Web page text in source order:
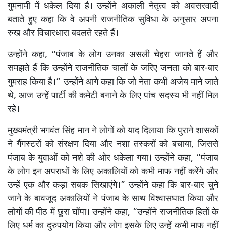
गुमनामी में धकेल दिया है। उन्होंने अकाली नेतृत्व को अवसरवादी
बताते हुए कहा कि वे अपनी राजनीतिक सुविधा के अनुसार अपना
रुख और विचारधारा बदलते रहते हैं।
उन्होंने कहा, “पंजाब के लोग उनका असली चेहरा जानते हैं और
समझते हैं कि उन्होंने राजनीतिक चालों के जरिए जनता को बार-बार
गुमराह किया है।” उन्होंने आगे कहा कि जो नेता कभी अजेय माने जाते
थे, आज उन्हें पार्टी की कमेटी बनाने के लिए पांच सदस्य भी नहीं मिल
रहे।
मुख्यमंत्री भगवंत सिंह मान ने लोगों को याद दिलाया कि पुराने शासकों
ने गैंगस्टरों को संरक्षण दिया और नशा तस्करों को बचाया, जिससे
पंजाब के युवाओं को नशे की ओर धकेला गया। उन्होंने कहा, “पंजाब
के लोग इन अपराधों के लिए अकालियों को कभी माफ नहीं करेंगे और
उन्हें एक और कड़ा सबक सिखाएंगे।” उन्होंने कहा कि बार-बार चुने
जाने के बावजूद अकालियों ने पंजाब के साथ विश्वासघात किया और
लोगों की पीठ में छुरा घोंपा। उन्होंने कहा, “उन्होंने राजनीतिक हितों के
लिए धर्म का दुरुपयोग किया और लोग इसके लिए उन्हें कभी माफ नहीं